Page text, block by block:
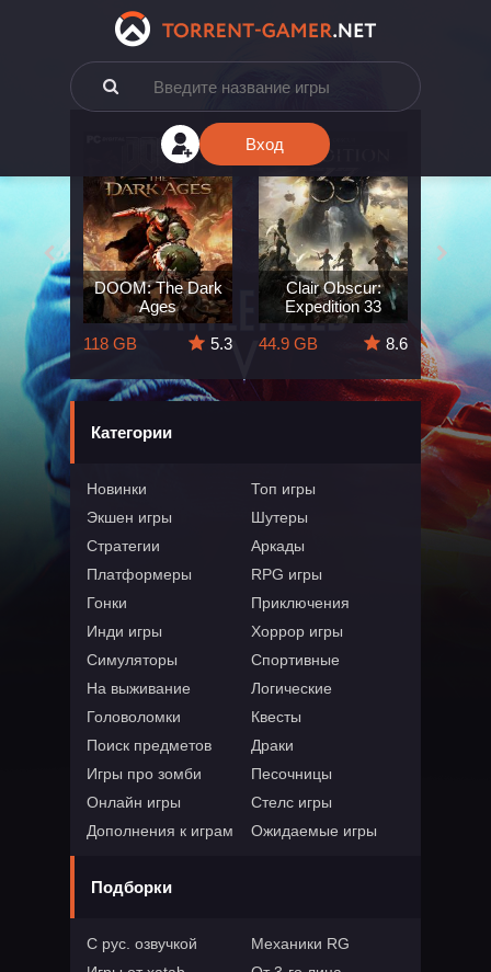
Вход
The
5.7
DOOM: The Dark
Ages
118 GB
5.3
Clair Obscur:
Expedition 33
44.9 GB
8.6
164 GB
Категории
Новинки
Топ игры
Экшен игры
Шутеры
Стратегии
Аркады
Платформеры
RPG игры
Гонки
Приключения
Инди игры
Хоррор игры
Симуляторы
Спортивные
На выживание
Логические
Головоломки
Квесты
Поиск предметов
Драки
Игры про зомби
Песочницы
Онлайн игры
Стелс игры
Дополнения к играм
Ожидаемые игры
Подборки
С рус. озвучкой
Механики RG